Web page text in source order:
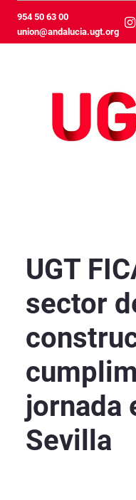
Ugrás a fő tartalomhoz
954 50 63 00
union@andalucia.ugt.org
UGT
sector
jornada
Sevilla